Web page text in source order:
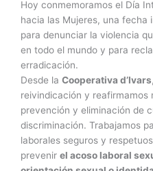
Hoy conmemoramos el Día
hacia las Mujeres, una fecha
para denunciar la violencia
en todo el mundo y para
erradicación.
Desde la Cooperativa d’Ivars
reivindicación y reafirmamos
prevención y eliminación de
discriminación. Trabajamos
laborales seguros y
prevenir el acoso laboral